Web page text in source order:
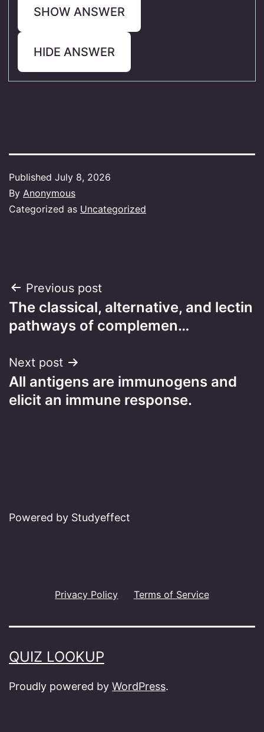
SHOW ANSWER
HIDE ANSWER
Published July 8, 2026
By Anonymous
Categorized as Uncategorized
Post
navigation
Previous post
The classical, alternative, and lectin
pathways of complemen…
Next post
All antigens are immunogens and
elicit an immune response.
Powered by Studyeffect
Privacy Policy Terms of Service
QUIZ LOOKUP
Proudly powered by WordPress.